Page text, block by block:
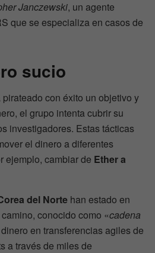
Janczewski, un agente
que se especializa en casos de
sucio
pirateado con éxito un objetivo y
el grupo intenta cubrir su
investigadores. Estas tácticas
el dinero a diferentes
ejemplo, cambiar de Ether a
del Norte han estado en
conocido como «cadena
en transferencias agiles de
a través de miles de